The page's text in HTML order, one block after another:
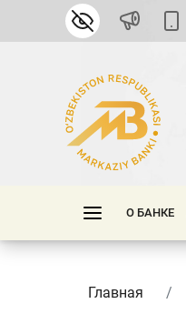
О БАНКЕ
Главная